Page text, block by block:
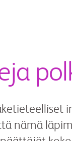
nämä